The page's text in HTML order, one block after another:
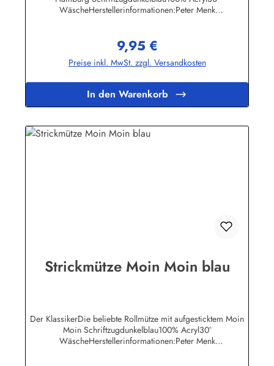
WäscheHerstellerinformationen:Peter Menk
Regulärer Preis:
9,95 €
Preise inkl. MwSt. zzgl. Versandkosten
In den Warenkorb
Strickmütze Moin Moin blau
Der KlassikerDie beliebte Rollmütze mit aufgesticktem Moin
Moin Schriftzugdunkelblau100% Acryl30°
WäscheHerstellerinformationen:Peter Menk